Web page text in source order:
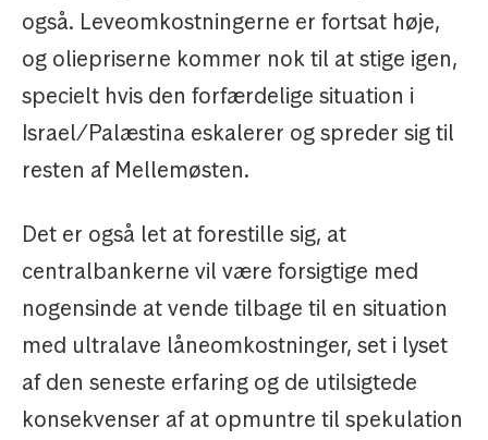
også. Leveomkostningerne er fortsat høje,
og oliepriserne kommer nok til at stige igen,
specielt hvis den forfærdelige situation i
Israel/Palæstina eskalerer og spreder sig til
resten af Mellemøsten.
Det er også let at forestille sig, at
centralbankerne vil være forsigtige med
nogensinde at vende tilbage til en situation
med ultralave låneomkostninger, set i lyset
af den seneste erfaring og de utilsigtede
konsekvenser af at opmuntre til spekulation